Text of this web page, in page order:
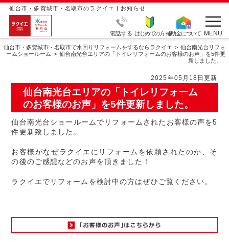
仙台市・多賀城市・名取市のラクイエ | お知らせ
電話する はじめての方補助金について MENU
仙台市・多賀城市・名取市で水回りリフォームをするならラクイエ
仙台南光台リフォ
ームショールーム
仙台南光台エリアの「トイレリフォームのお客様のお声」を5件更
新しました。
2025年05月18日更新
仙台南光台エリアの「トイレリフォーム
のお客様のお声」を5件更新しました。
仙台南光台ショールームでリフォームされたお客様の声を5
件更新致しました。
お客様がなぜラクイエにリフォームを依頼されたのか、そ
の後のご感想などのお声を頂きました！
ラクイエでリフォームを検討中の方はぜひご覧ください。